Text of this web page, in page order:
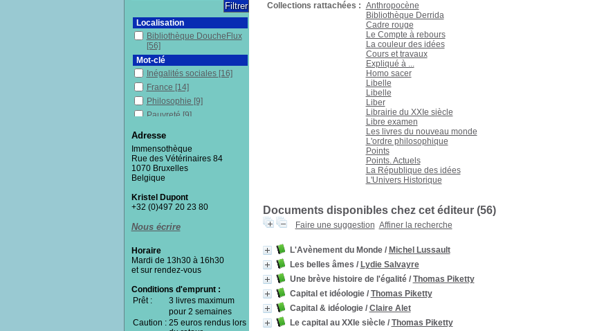
Collections rattachées : Anthropocène
Bibliothèque Derrida
Cadre rouge
Le Compte à rebours
La couleur des idées
Cours et travaux
Expliqué à ...
Homo sacer
Libelle
Libelle
Liber
Librairie du XXIe siècle
Libre examen
Les livres du nouveau monde
L'ordre philosophique
Points
Points. Actuels
La République des idées
L'Univers Historique
Documents disponibles chez cet éditeur (56)
Faire une suggestion Affiner la recherche
L'Avènement du Monde/ Michel Lussault
Les belles âmes / Lydie Salvayre
Une brève histoire de l'égalité/ Thomas Piketty
Capital et idéologie/ Thomas Piketty
Capital & idéologie/ Claire Alet
Le capital au XXIe siècle/ Thomas Piketty
Localisation
Bibliothèque DoucheFlux
[56]
Mot-clé
Inégalités sociales [16]
France [14]
Philosophie [9]
Pauvreté [9]
Enquête
Sociologie[8]
Sciences humaines
Capitalisme
Mondialisation
Démocratie[6]
Économie
Redistribution (économie
politique)[5]
Racisme [5]
Écologie[5]
Sciences sociales[5]
Anthropologie[5]
Adresse
Immensothèque
Rue des Vétérinaires 84
1070 Bruxelles
Belgique
Kristel Dupont
+32 (0)497 20 23 80
Nous écrire
Horaire
Mardi de 13h30 à 16h30
et sur rendez-vous
Conditions d'emprunt :
Prêt :
3 livres maximum
pour 2 semaines
Caution : 25 euros rendus lors